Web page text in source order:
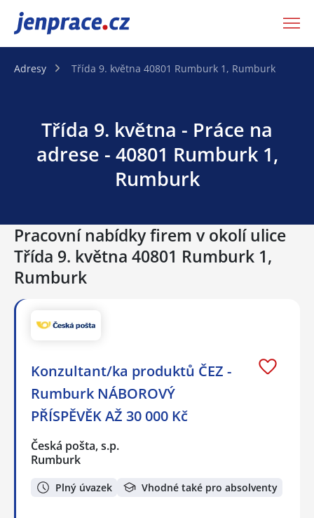
JenPráce.cz
Adresy Třída 9. května 40801 Rumburk 1, Rumburk
Třída 9. května - Práce na
adrese - 40801 Rumburk 1,
Rumburk
Pracovní nabídky firem v okolí ulice
Třída 9. května 40801 Rumburk 1,
Rumburk
Konzultant/ka produktů ČEZ -
Rumburk NÁBOROVÝ
PŘÍSPĚVĚK AŽ 30 000 Kč
Česká pošta, s.p.
Rumburk
Plný úvazek Vhodné také pro absolventy